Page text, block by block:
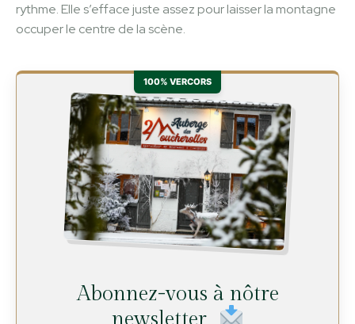
rythme. Elle s’efface juste assez pour laisser la montagne
occuper le centre de la scène.
100% VERCORS
Abonnez-vous à nôtre
newsletter